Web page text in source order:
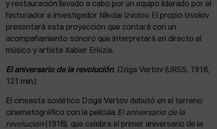
y restauración llevado a cabo por un equipo liderado por el
historiador e investigador Nikolai Izvolov. El propio Izvolov
presentará esta proyección que contará con un
acompañamiento sonoro que interpretará en directo el
músico y artista Xabier Erkizia.
El aniversario de la revolución, Dziga Vertov (URSS, 1918,
121 min.)
El cineasta soviético Dziga Vertov debutó en el terreno
cinematográfico con la película El aniversario de la
revolución(1918), que celebra el primer aniversario de la